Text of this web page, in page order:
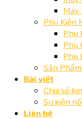
Máy
Phụ Kiện
Phụ
Phụ
Phụ
Sản
Bài viết
Chia sẻ
Sự kiện
Liên hệ